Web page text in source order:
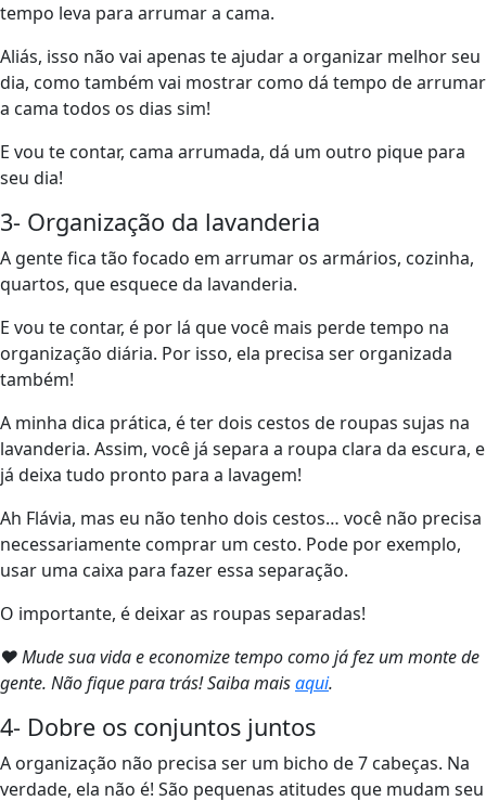
tempo leva para arrumar a cama.
Aliás, isso não vai apenas te ajudar a organizar melhor seu
dia, como também vai mostrar como dá tempo de arrumar
a cama todos os dias sim!
E vou te contar, cama arrumada, dá um outro pique para
seu dia!
3- Organização da lavanderia
A gente fica tão focado em arrumar os armários, cozinha,
quartos, que esquece da lavanderia.
E vou te contar, é por lá que você mais perde tempo na
organização diária. Por isso, ela precisa ser organizada
também!
A minha dica prática, é ter dois cestos de roupas sujas na
lavanderia. Assim, você já separa a roupa clara da escura, e
já deixa tudo pronto para a lavagem!
Ah Flávia, mas eu não tenho dois cestos… você não precisa
necessariamente comprar um cesto. Pode por exemplo,
usar uma caixa para fazer essa separação.
O importante, é deixar as roupas separadas!
❤ Mude sua vida e economize tempo como já fez um monte de
gente. Não fique para trás! Saiba maisaqui.
4- Dobre os conjuntos juntos
A organização não precisa ser um bicho de 7 cabeças. Na
verdade, ela não é! São pequenas atitudes que mudam seu